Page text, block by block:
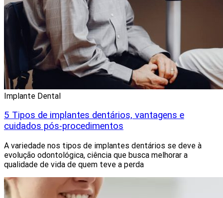
Implante Dental
5 Tipos de implantes dentários, vantagens e
cuidados pós-procedimentos
A variedade nos tipos de implantes dentários se deve à
evolução odontológica, ciência que busca melhorar a
qualidade de vida de quem teve a perda